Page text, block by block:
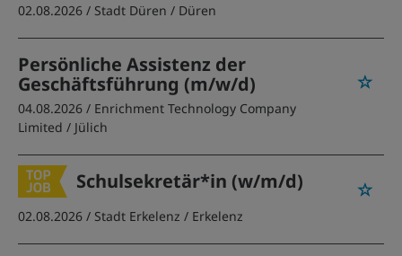
02.08.2026 / Stadt Düren / Düren
Persönliche Assistenz der
Geschäftsführung (m/w/d)
04.08.2026 / Enrichment Technology Company
Limited / Jülich
Schulsekretär*in (w/m/d)
02.08.2026 / Stadt Erkelenz / Erkelenz